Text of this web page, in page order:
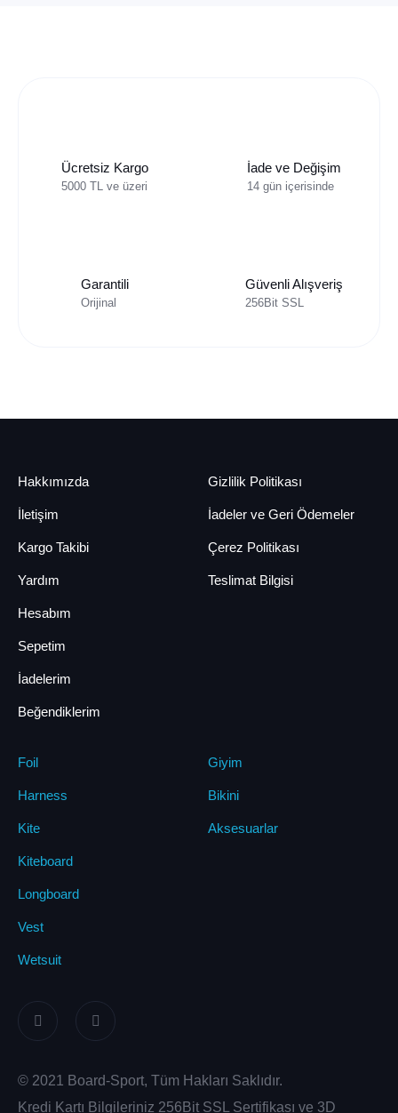
Ücretsiz Kargo
5000 TL ve üzeri
İade ve Değişim
14 gün içerisinde
Garantili
Orijinal
Güvenli Alışveriş
256Bit SSL
Hakkımızda
İletişim
Kargo Takibi
Yardım
Gizlilik Politikası
İadeler ve Geri Ödemeler
Çerez Politikası
Teslimat Bilgisi
Hesabım
Sepetim
İadelerim
Beğendiklerim
Foil
Harness
Kite
Kiteboard
Longboard
Vest
Wetsuit
Giyim
Bikini
Aksesuarlar
© 2021 Board-Sport, Tüm Hakları Saklıdır.
Kredi Kartı Bilgileriniz 256Bit SSL Sertifikası ve 3D